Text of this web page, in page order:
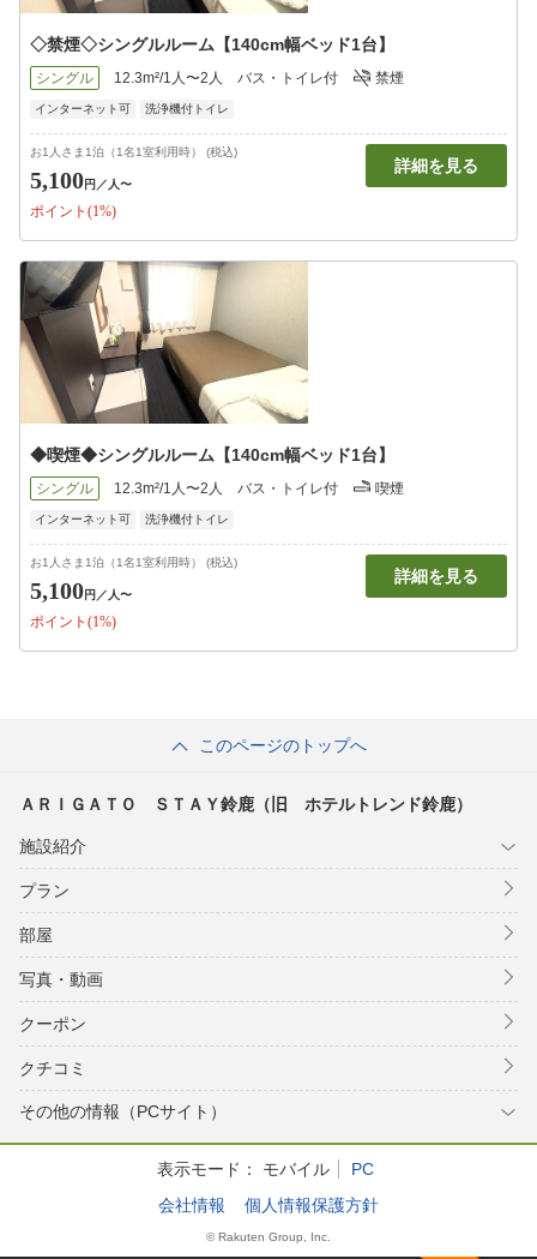
◇禁煙◇シングルルーム【140cm幅ベッド1台】
シングル 12.3m²/1人〜2人 バス・トイレ付 禁煙
インターネット可 洗浄機付トイレ
お1人さま1泊（1名1室利用時） (税込)
5,100円 ／人〜
ポイント(1%)
詳細を見る
◆喫煙◆シングルルーム【140cm幅ベッド1台】
シングル 12.3m²/1人〜2人 バス・トイレ付 喫煙
インターネット可 洗浄機付トイレ
お1人さま1泊（1名1室利用時） (税込)
5,100円 ／人〜
ポイント(1%)
詳細を見る
このページのトップへ
ＡＲＩＧＡＴＯ ＳＴＡＹ鈴鹿（旧 ホテルトレンド鈴鹿）
施設紹介
プラン
部屋
写真・動画
クーポン
クチコミ
その他の情報（PCサイト）
表示モード： モバイル
PC
会社情報
個人情報保護方針
© Rakuten Group, Inc.